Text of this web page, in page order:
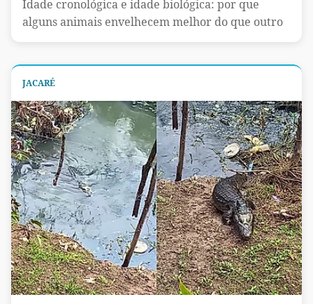
Idade cronológica e idade biológica: por que
alguns animais envelhecem melhor do que outro
JACARÉ